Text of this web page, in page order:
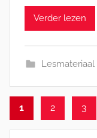
Verder lezen
Lesmateriaal
Berichten
paginering
1 2 3